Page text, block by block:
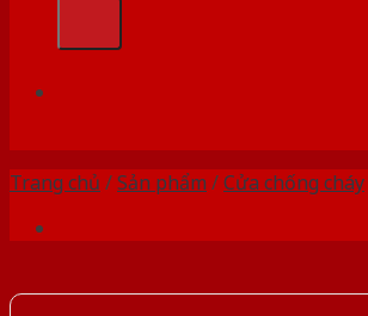
Trang chủ /Sản phẩm /Cửa chống cháy